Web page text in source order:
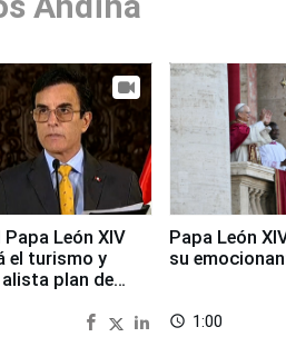
León XIV
el turismo y
plan de
Papa León
su
access_time 1:00